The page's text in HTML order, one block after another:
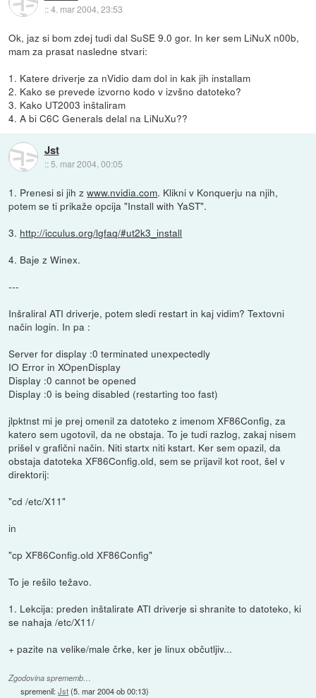
::4. mar 2004, 23:53
Ok, jaz si bom zdej tudi dal SuSE 9.0 gor. In ker sem LiNuX n00b,
mam za prasat nasledne stvari:
1. Katere driverje za nVidio dam dol in kak jih installam
2. Kako se prevede izvorno kodo v izvšno datoteko?
3. Kako UT2003 inštaliram
4. A bi C6C Generals delal na LiNuXu??
Jst
:: 5. mar 2004, 00:05
1. Prenesi si jih zwww.nvidia.com. Klikni v Konquerju na njih,
potem se ti prikaže opcija "Install with YaST".
3. http://icculus.org/lgfaq/#ut2k3_install
4. Baje z Winex.
---
Inšraliral ATI driverje, potem sledi restart in kaj vidim? Textovni
način login. In pa :
Server for display :0 terminated unexpectedly
IO Error in XOpenDisplay
Display :0 cannot be opened
Display :0 is being disabled (restarting too fast)
jlpktnst mi je prej omenil za datoteko z imenom XF86Config, za
katero sem ugotovil, da ne obstaja. To je tudi razlog, zakaj nisem
prišel v grafični način. Niti startx niti kstart. Ker sem opazil, da
obstaja datoteka XF86Config.old, sem se prijavil kot root, šel v
direktorij:
"cd /etc/X11"
in
"cp XF86Config.old XF86Config"
To je rešilo težavo.
1. Lekcija: preden inštalirate ATI driverje si shranite to datoteko, ki
se nahaja /etc/X11/
+ pazite na velike/male črke, ker je linux občutljiv...
Zgodovina sprememb…
spremenil:Jst(5. mar 2004 ob 00:13)